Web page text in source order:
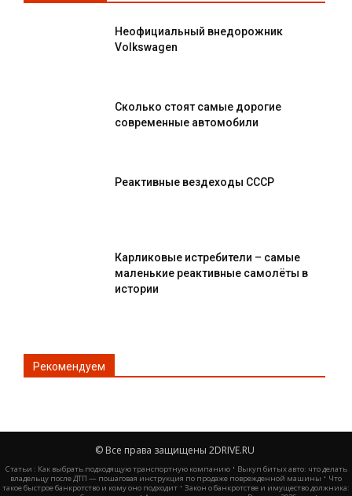
Неофициальный внедорожник
Volkswagen
Сколько стоят самые дорогие
современные автомобили
Реактивные вездеходы СССР
Карликовые истребители – самые
маленькие реактивные самолёты в
истории
Рекомендуем
© Все права защищены 2DRIVE.RU
Статьи : Как выбрать подходящую транспортную компанию· Выкуп битых авто: что делать
владельцу после ДТП — пошаговая инструкция по продаже поврежденной машины· Что
такое быстрое банкротство и кому оно подходит · Закон о банкротстве и имущество должника: